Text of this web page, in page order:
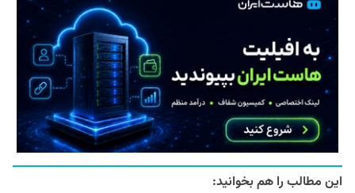
این مطالب را هم بخوانید: